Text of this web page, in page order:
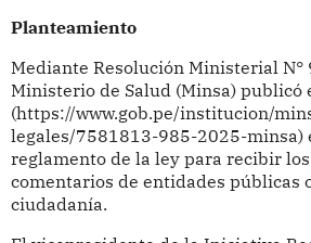
Planteamiento
Mediante Resolución Ministerial
Ministerio de Salud (Minsa) publicó
(https://www.gob.pe/institucion/
legales/7581813-985-2025-minsa)
reglamento de la ley para recibir
comentarios de entidades públicas
ciudadanía.